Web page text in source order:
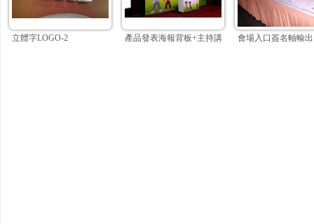
立體字LOGO-2 產品發表海報背板+主持講台 會場入口簽名軸輸出